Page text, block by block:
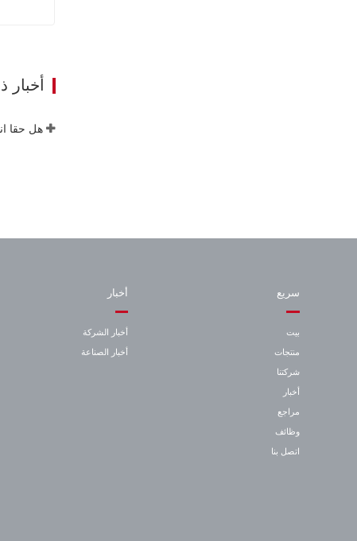
أخبار
هل حقا
أخبار
أخبار الشركة
أخبار الصناعة
سريع
بيت
منتجات
شركتنا
أخبار
مراجع
وظائف
اتصل بنا